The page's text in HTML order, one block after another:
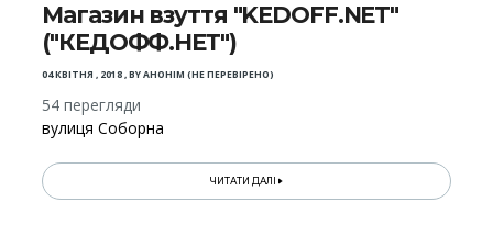
Магазин взуття "KEDOFF.NET"
("КЕДОФФ.НЕТ")
04 КВІТНЯ , 2018,BYАНОНІМ (НЕ ПЕРЕВІРЕНО)
54 перегляди
вулиця Соборна
ЧИТАТИ ДАЛІ